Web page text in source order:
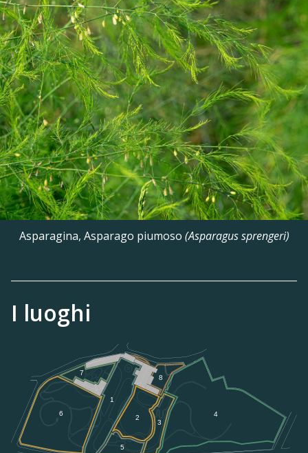
Asparagina, Asparago piumoso (Asparagus sprengeri)
I luoghi